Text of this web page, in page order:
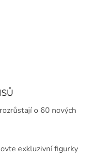
o 60 nových
exkluzivní figurky